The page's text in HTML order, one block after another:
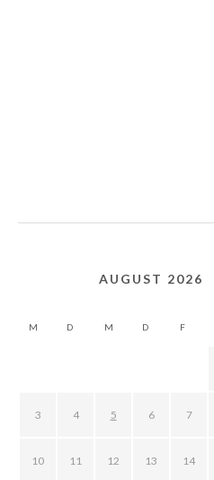
AUGUST 2026
M D M D F
3 4 5 6 7
10 11 12 13 14